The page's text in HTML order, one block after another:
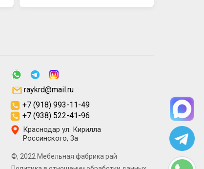
©, 2022 Мебельная фабрика рай
Краснодар ул. Кирилла
Россинского, 3а
+7 (918) 993-11-49
+7 (938) 522-41-96
raykrd@mail.ru